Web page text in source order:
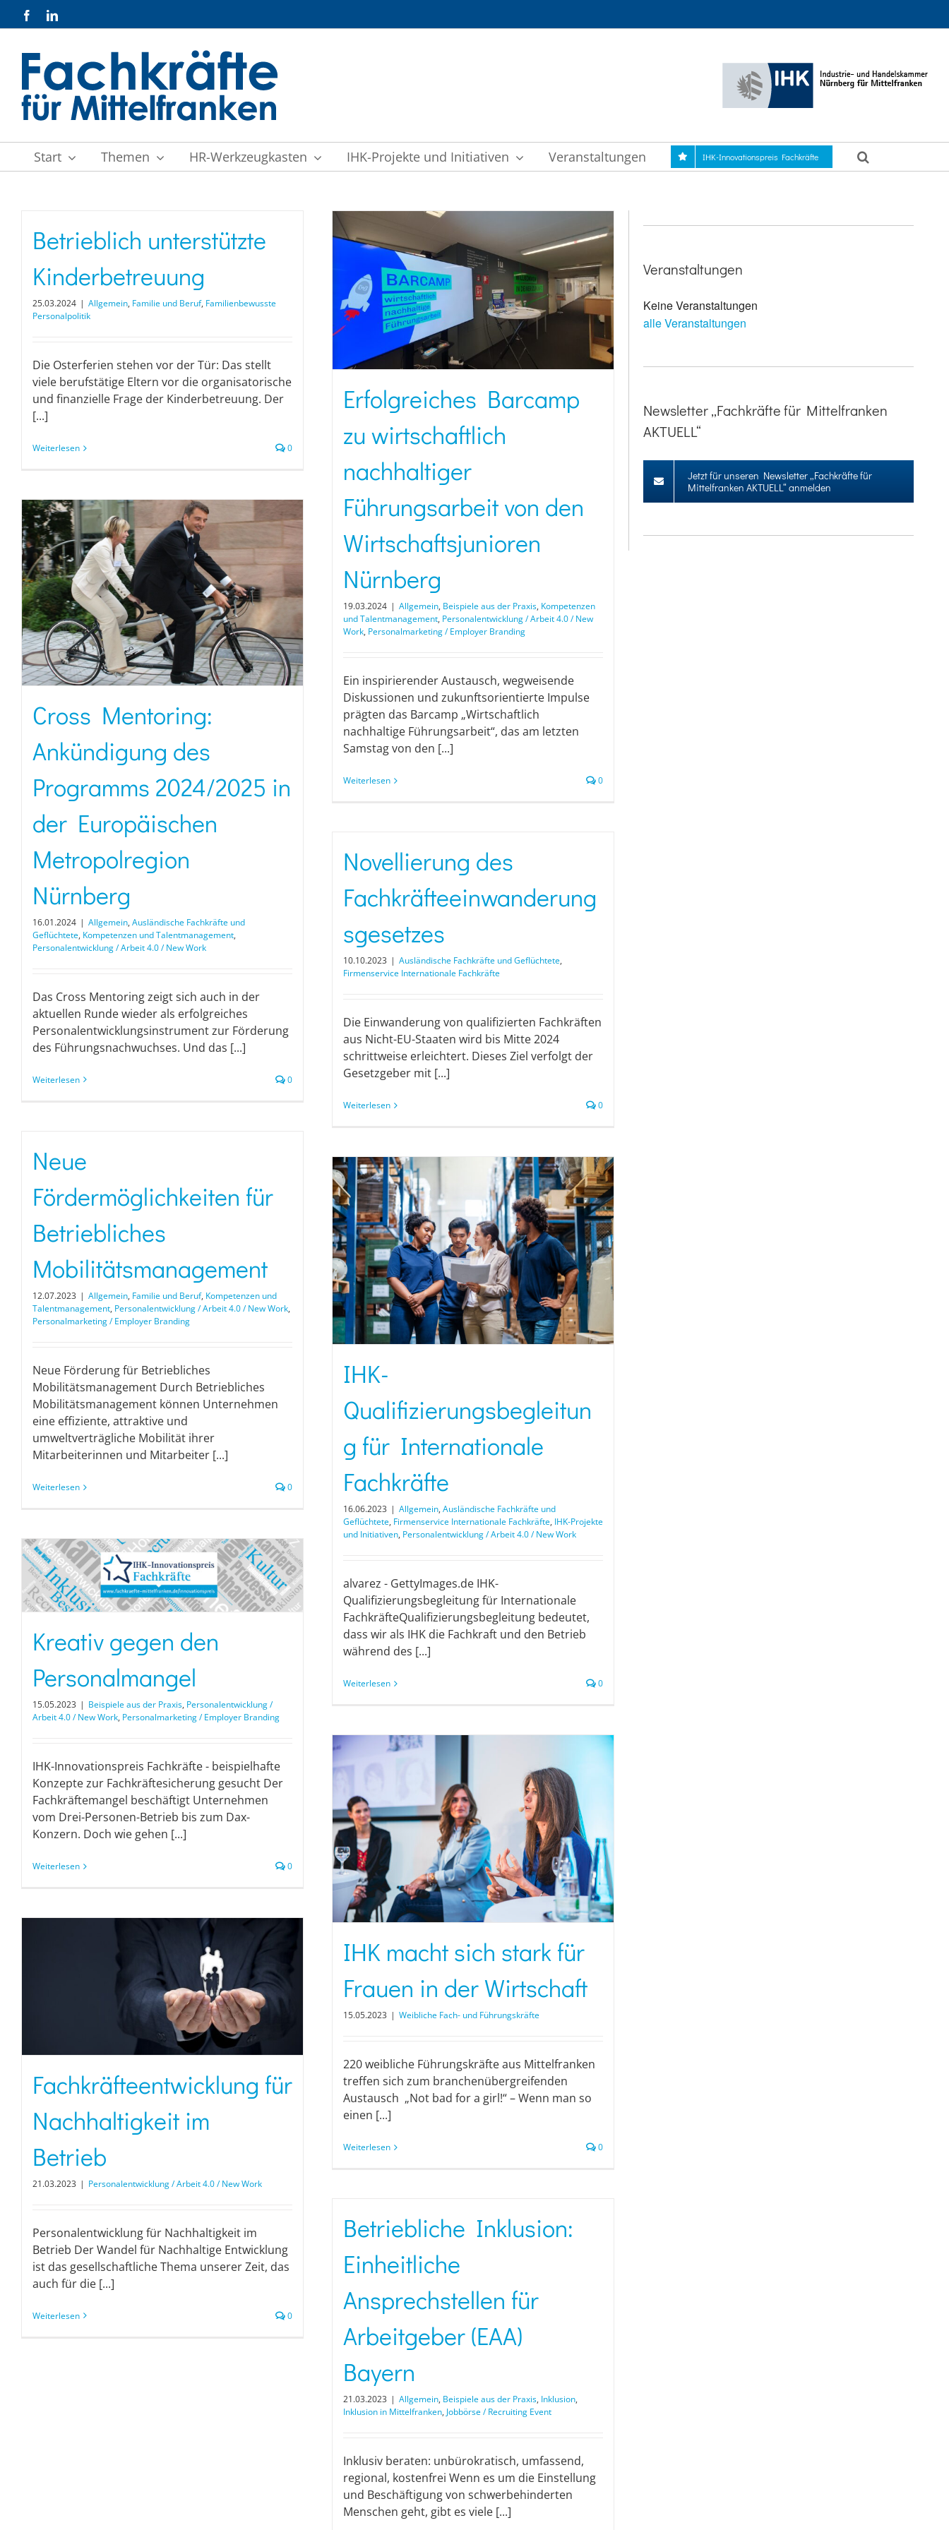
Inhalt
FacebookLinkedIn
Start Themen HR-Werkzeugkasten IHK-Projekte und Initiativen Veranstaltungen IHK-Innovationspreis Fachkräfte
Betrieblich unterstützte
Kinderbetreuung
25.03.2024 | Allgemein, Familie und Beruf, Familienbewusste
Personalpolitik
Die Osterferien stehen vor der Tür: Das stellt
viele berufstätige Eltern vor die organisatorische
und finanzielle Frage der Kinderbetreuung. Der
[...]
Weiterlesen 0
Erfolgreiches Barcamp
zu wirtschaftlich
nachhaltiger
Führungsarbeit von den
Wirtschaftsjunioren
Nürnberg
19.03.2024 | Allgemein, Beispiele aus der Praxis, Kompetenzen
und Talentmanagement, Personalentwicklung / Arbeit 4.0 / New
Work, Personalmarketing / Employer Branding
Ein inspirierender Austausch, wegweisende
Diskussionen und zukunftsorientierte Impulse
prägten das Barcamp „Wirtschaftlich
nachhaltige Führungsarbeit“, das am letzten
Samstag von den [...]
Weiterlesen 0
Cross Mentoring:
Ankündigung des
Programms 2024/2025 in
der Europäischen
Metropolregion
Nürnberg
16.01.2024 | Allgemein, Ausländische Fachkräfte und
Geflüchtete, Kompetenzen und Talentmanagement,
Personalentwicklung / Arbeit 4.0 / New Work
Das Cross Mentoring zeigt sich auch in der
aktuellen Runde wieder als erfolgreiches
Personalentwicklungsinstrument zur Förderung
des Führungsnachwuchses. Und das [...]
Weiterlesen 0
Novellierung des
Fachkräfteeinwanderung
sgesetzes
10.10.2023 | Ausländische Fachkräfte und Geflüchtete,
Firmenservice Internationale Fachkräfte
Die Einwanderung von qualifizierten Fachkräften
aus Nicht-EU-Staaten wird bis Mitte 2024
schrittweise erleichtert. Dieses Ziel verfolgt der
Gesetzgeber mit [...]
Weiterlesen 0
Neue
Fördermöglichkeiten für
Betriebliches
Mobilitätsmanagement
12.07.2023 | Allgemein, Familie und Beruf, Kompetenzen und
Talentmanagement, Personalentwicklung / Arbeit 4.0 / New Work,
Personalmarketing / Employer Branding
Neue Förderung für Betriebliches
Mobilitätsmanagement Durch Betriebliches
Mobilitätsmanagement können Unternehmen
eine effiziente, attraktive und
umweltverträgliche Mobilität ihrer
Mitarbeiterinnen und Mitarbeiter [...]
Weiterlesen 0
IHK-
Qualifizierungsbegleitun
g für Internationale
Fachkräfte
16.06.2023 | Allgemein, Ausländische Fachkräfte und
Geflüchtete, Firmenservice Internationale Fachkräfte, IHK-Projekte
und Initiativen, Personalentwicklung / Arbeit 4.0 / New Work
alvarez - GettyImages.de IHK-
Qualifizierungsbegleitung für Internationale
FachkräfteQualifizierungsbegleitung bedeutet,
dass wir als IHK die Fachkraft und den Betrieb
während des [...]
Weiterlesen 0
Kreativ gegen den
Personalmangel
15.05.2023 | Beispiele aus der Praxis, Personalentwicklung /
Arbeit 4.0 / New Work, Personalmarketing / Employer Branding
IHK-Innovationspreis Fachkräfte - beispielhafte
Konzepte zur Fachkräftesicherung gesucht Der
Fachkräftemangel beschäftigt Unternehmen
vom Drei-Personen-Betrieb bis zum Dax-
Konzern. Doch wie gehen [...]
Weiterlesen 0
IHK macht sich stark für
Frauen in der Wirtschaft
15.05.2023 | Weibliche Fach- und Führungskräfte
220 weibliche Führungskräfte aus Mittelfranken
treffen sich zum branchenübergreifenden
Austausch „Not bad for a girl!“ – Wenn man so
einen [...]
Weiterlesen 0
Fachkräfteentwicklung für
Nachhaltigkeit im
Betrieb
21.03.2023 | Personalentwicklung / Arbeit 4.0 / New Work
Personalentwicklung für Nachhaltigkeit im
Betrieb Der Wandel für Nachhaltige Entwicklung
ist das gesellschaftliche Thema unserer Zeit, das
auch für die [...]
Weiterlesen 0
Betriebliche Inklusion:
Einheitliche
Ansprechstellen für
Arbeitgeber (EAA)
Bayern
21.03.2023 | Allgemein, Beispiele aus der Praxis, Inklusion,
Inklusion in Mittelfranken, Jobbörse / Recruiting Event
Inklusiv beraten: unbürokratisch, umfassend,
regional, kostenfrei Wenn es um die Einstellung
und Beschäftigung von schwerbehinderten
Menschen geht, gibt es viele [...]
Veranstaltungen
Keine Veranstaltungen
alle Veranstaltungen
Newsletter „Fachkräfte für Mittelfranken
AKTUELL“
Jetzt für unseren Newsletter „Fachkräfte für
Mittelfranken AKTUELL“ anmelden